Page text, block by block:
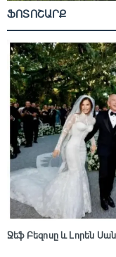
ՖՈՏՈՇԱՐՔ
Ջեֆ Բեզոսը և Լորեն